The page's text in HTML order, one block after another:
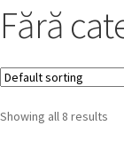
Fără
Showing all 8 results